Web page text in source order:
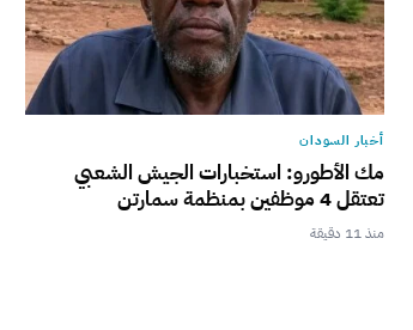
أخبار السودان
مك الأطورو: استخبارات الجيش الشعبي
تعتقل 4 موظفين بمنظمة سمارتن
منذ 11 دقيقة